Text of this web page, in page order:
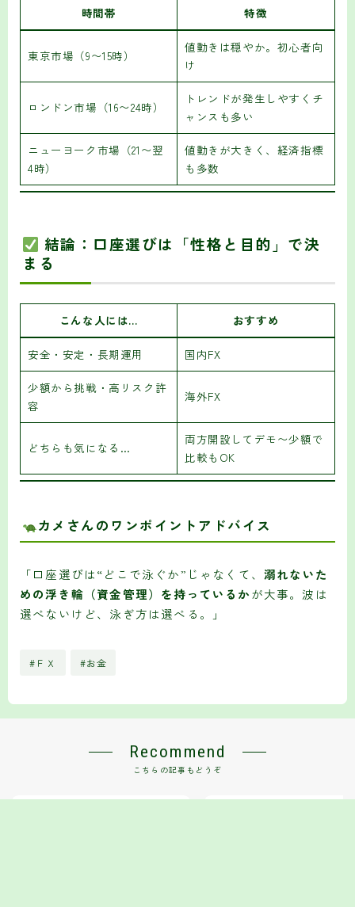
時間帯 特徴
東京市場（9〜15時）
値動きは穏やか。初心者向
け
ロンドン市場（16〜24時）
トレンドが発生しやすくチ
ャンスも多い
ニューヨーク市場（21〜翌
4時）
値動きが大きく、経済指標
も多数
結論：口座選びは「性格と目的」で決
まる
こんな人には… おすすめ
安全・安定・長期運用 国内FX
少額から挑戦・高リスク許
容
海外FX
どちらも気になる…
両方開設してデモ〜少額で
比較もOK
カメさんのワンポイントアドバイス
「口座選びは“どこで泳ぐか”じゃなくて、 溺れないた
めの浮き輪（資金管理）を持っているかが大事。波は
選べないけど、泳ぎ方は選べる。」
#ＦＸ #お金
Recommend
こちらの記事もどうぞ